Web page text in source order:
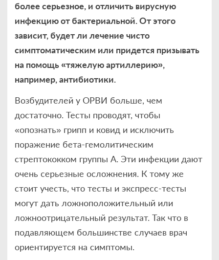
более серьезное, и отличить вирусную
инфекцию от бактериальной. От этого
зависит, будет ли лечение чисто
симптоматическим или придется призывать
на помощь «тяжелую артиллерию»,
например, антибиотики.
Возбудителей у ОРВИ больше, чем
достаточно. Тесты проводят, чтобы
«опознать» грипп и ковид и исключить
поражение бета-гемолитическим
стрептококком группы А. Эти инфекции дают
очень серьезные осложнения. К тому же
стоит учесть, что тесты и экспресс-тесты
могут дать ложноположительный или
ложноотрицательный результат. Так что в
подавляющем большинстве случаев врач
ориентируется на симптомы.